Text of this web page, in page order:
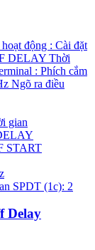
gian
START
SPDT (1c): 2
Delay